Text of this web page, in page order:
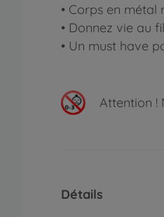
• Corps en
• Donnez vie au
• Un must have
Attention !
Détails